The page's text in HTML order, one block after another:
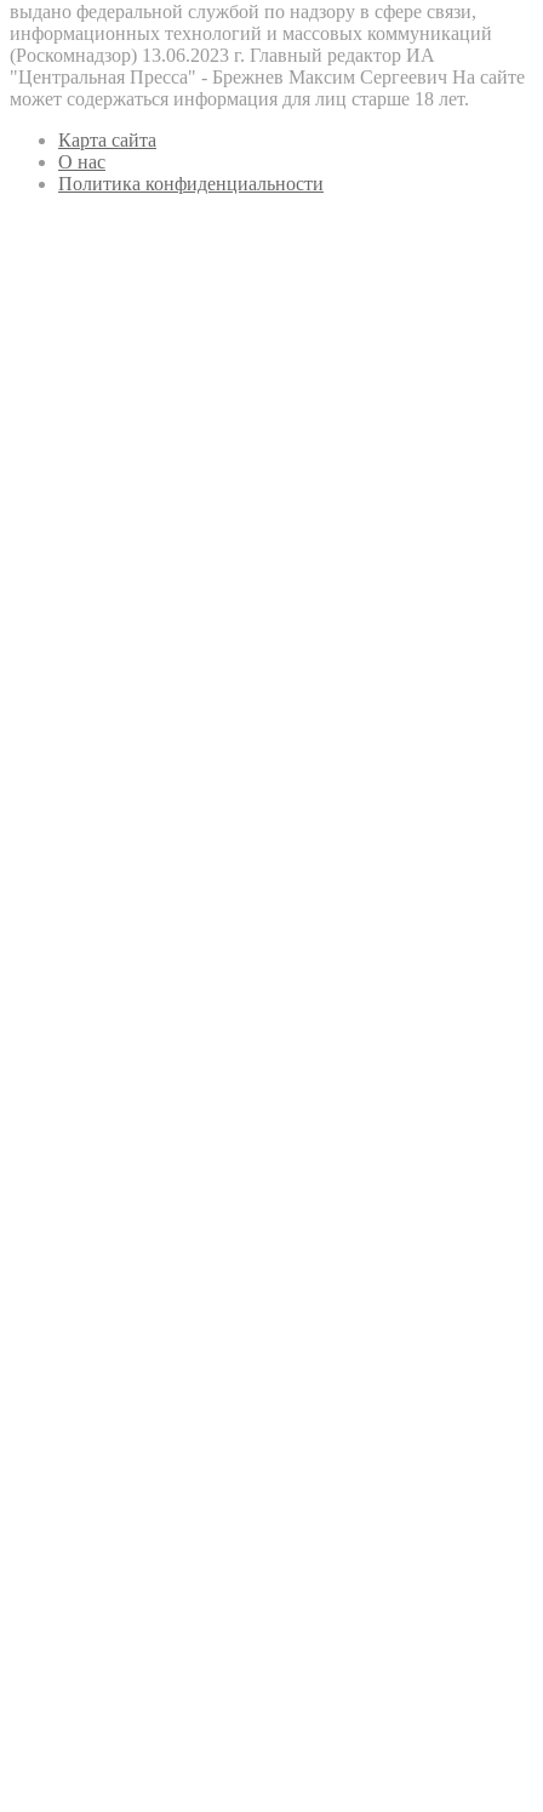
выдано федеральной службой по надзору в сфере связи,
информационных технологий и массовых коммуникаций
(Роскомнадзор) 13.06.2023 г. Главный редактор ИА
"Центральная Пресса" - Брежнев Максим Сергеевич На сайте
может содержаться информация для лиц старше 18 лет.
Карта сайта
О нас
Политика конфиденциальности